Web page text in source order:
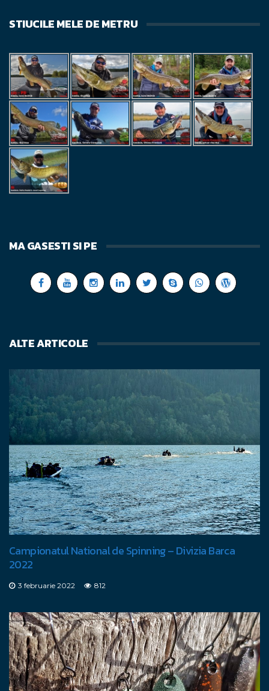
STIUCILE MELE DE METRU
MA GASESTI SI PE
ALTE ARTICOLE
Campionatul National de Spinning – Divizia Barca
2022
3 februarie 2022 812